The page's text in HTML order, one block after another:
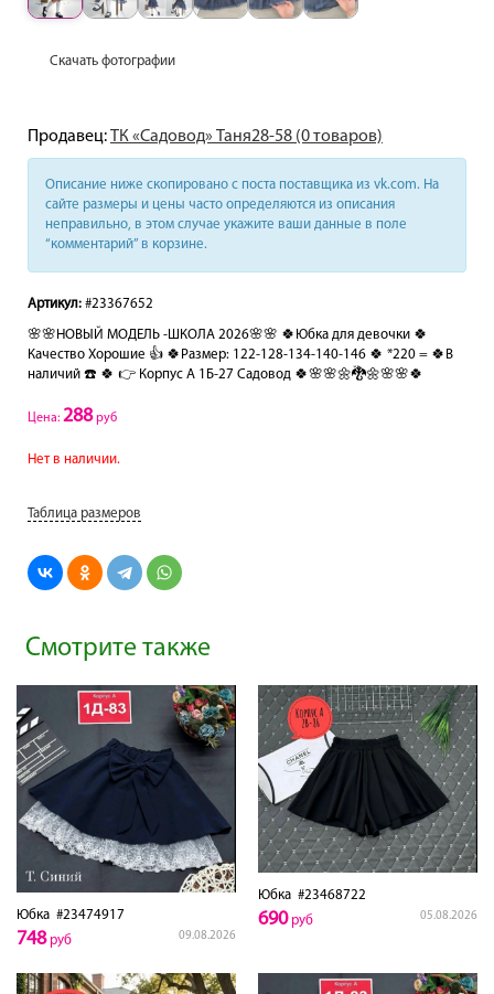
Скачать фотографии
Продавец:ТК «Садовод» Таня28-58 (0 товаров)
Описание ниже скопировано с поста поставщика из vk.com. На
сайте размеры и цены часто определяются из описания
неправильно, в этом случае укажите ваши данные в поле
“комментарий” в корзине.
Артикул: #23367652
🌸🌸НОВЫЙ МОДЕЛЬ -ШКОЛА 2026🌸🌸 🍀Юбка для девочки 🍀
Качество Хорошие 👍 🍀Размер: 122-128-134-140-146 🍀 *220 = 🍀В
наличий ☎️ 🍀 👉 Корпус А 1Б-27 Садовод 🍀🌸🌸🌼🐉🌼🌸🌸🍀
Цена: 288руб
Нет в наличии.
Таблица размеров
Смотрите также
Юбка #23474917
09.08.2026
748руб
Юбка #23468722
05.08.2026
690руб